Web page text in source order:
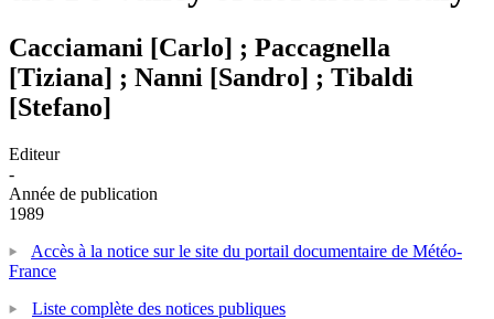
Cacciamani [Carlo] ; Paccagnella
[Tiziana] ; Nanni [Sandro] ; Tibaldi
[Stefano]
Editeur
-
Année de publication
1989
Accès à la notice sur le site du portail documentaire de Météo-
France
Liste complète des notices publiques